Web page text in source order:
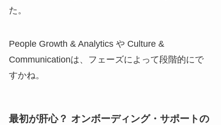
た。
People Growth & Analytics や Culture &
Communicationは、フェーズによって段階的にで
すかね。
最初が肝心？ オンボーディング・サポートの